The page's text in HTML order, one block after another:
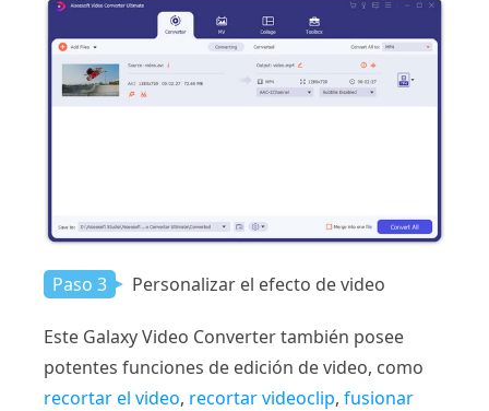
Paso 3 Personalizar el efecto de video
Este Galaxy Video Converter también posee
potentes funciones de edición de video, como
recortar el video, recortar videoclip, fusionar